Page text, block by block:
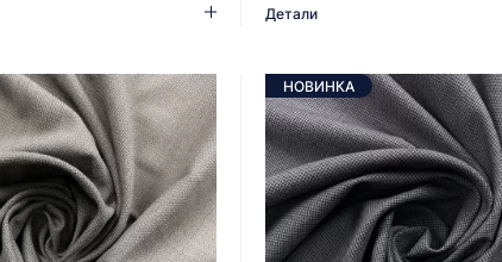
Детали
НОВИНКА